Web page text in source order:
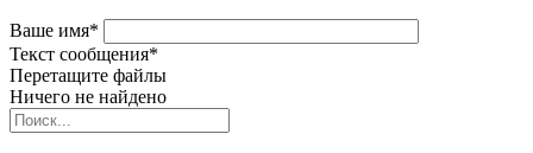
Ваше имя*
Текст сообщения*
Перетащите файлы
Ничего не найдено